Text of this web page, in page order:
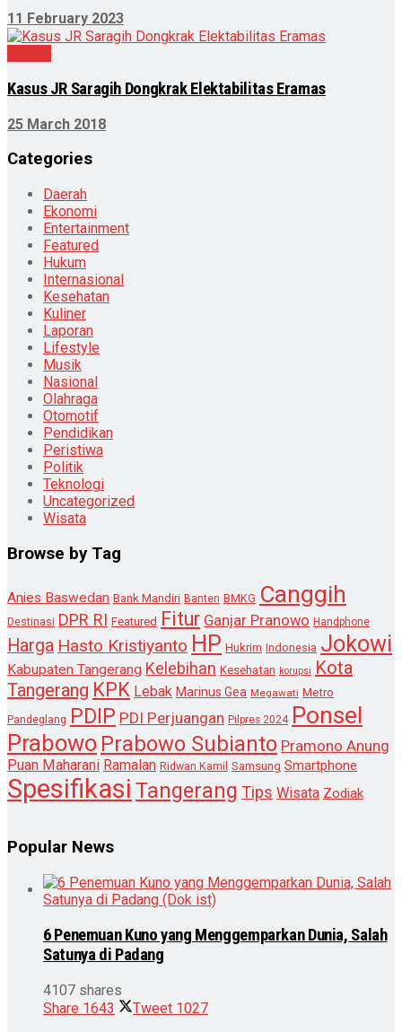
11 February 2023
Kasus JR Saragih Dongkrak Elektabilitas Eramas
25 March 2018
Categories
Daerah
Ekonomi
Entertainment
Featured
Hukum
Internasional
Kesehatan
Kuliner
Laporan
Lifestyle
Musik
Nasional
Olahraga
Otomotif
Pendidikan
Peristiwa
Politik
Teknologi
Uncategorized
Wisata
Browse by Tag
Anies Baswedan Bank Mandiri Banten BMKG Canggih
Destinasi DPR RI Featured Fitur Ganjar Pranowo Handphone
Harga Hasto Kristiyanto HP Hukrim Indonesia Jokowi
Kabupaten Tangerang Kelebihan Kesehatan korupsi Kota
Tangerang KPK Lebak Marinus Gea Megawati Metro
Pandeglang PDIP PDI Perjuangan Pilpres 2024 Ponsel
Prabowo Prabowo Subianto Pramono Anung
Puan Maharani Ramalan Ridwan Kamil Samsung Smartphone
Spesifikasi Tangerang Tips Wisata Zodiak
Popular News
6 Penemuan Kuno yang Menggemparkan Dunia, Salah
Satunya di Padang
4107 shares
Share 1643 Tweet 1027